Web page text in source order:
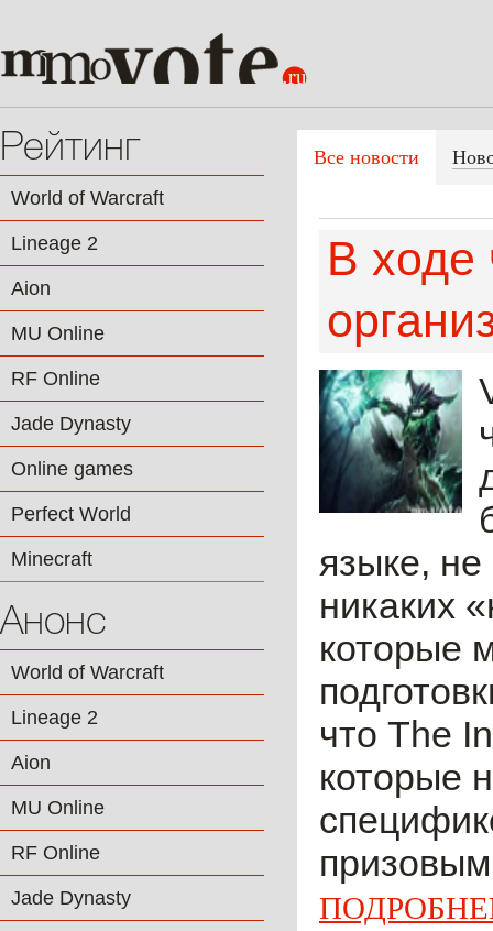
Рейтинг
World of Warcraft
Lineage 2
Aion
MU Online
RF Online
Jade Dynasty
Online games
Perfect World
Minecraft
Анонс
World of Warcraft
Lineage 2
Aion
MU Online
RF Online
Jade Dynasty
Все новости
В ходе
языке,
никаких
которые
что The
которые